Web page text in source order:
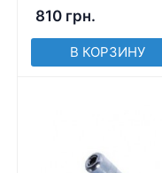
810 грн.
В КОРЗИНУ